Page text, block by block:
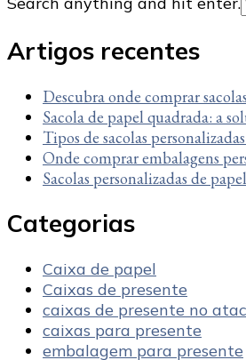
Something?
Artigos recentes
Descubra onde comprar
Sacola de papel quadrada: a
Tipos de sacolas
Onde comprar embalagens
Sacolas personalizadas de
Categorias
Caixa de papel
Caixas de presente
caixas de presente no
caixas para presente
embalagem para presente